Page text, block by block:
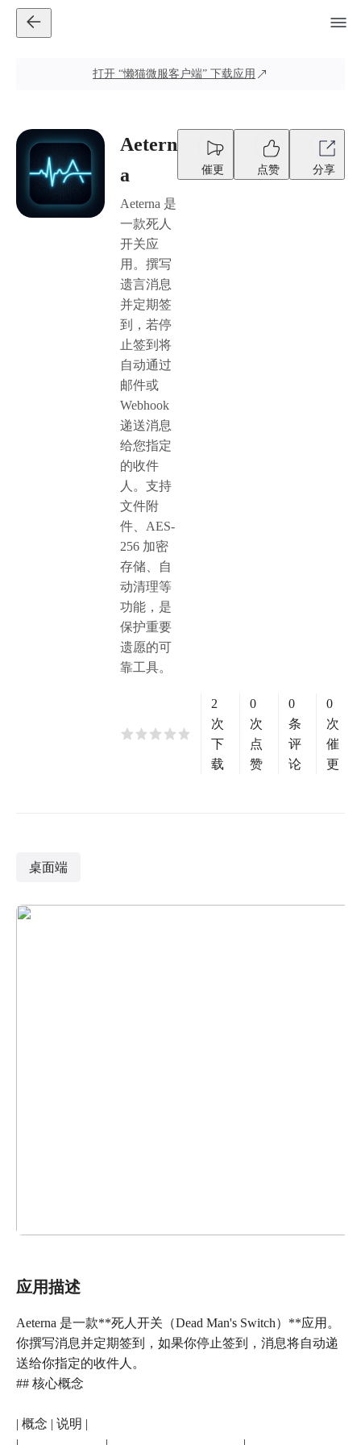
打开 “懒猫微服客户端” 下载应用
Aetern
a
Aeterna 是
一款死人
开关应
用。撰写
遗言消息
并定期签
到，若停
止签到将
自动通过
邮件或
Webhook
递送消息
给您指定
的收件
人。支持
文件附
件、AES-
256 加密
存储、自
动清理等
功能，是
保护重要
遗愿的可
靠工具。
催更 点赞 分享
2
次
下
载
0
次
点
赞
0
条
评
论
0
次
催
更
桌面端
应用描述
Aeterna 是一款**死人开关（Dead Man's Switch）**应用。
你撰写消息并定期签到，如果你停止签到，消息将自动递
送给你指定的收件人。
## 核心概念
| 概念 | 说明 |